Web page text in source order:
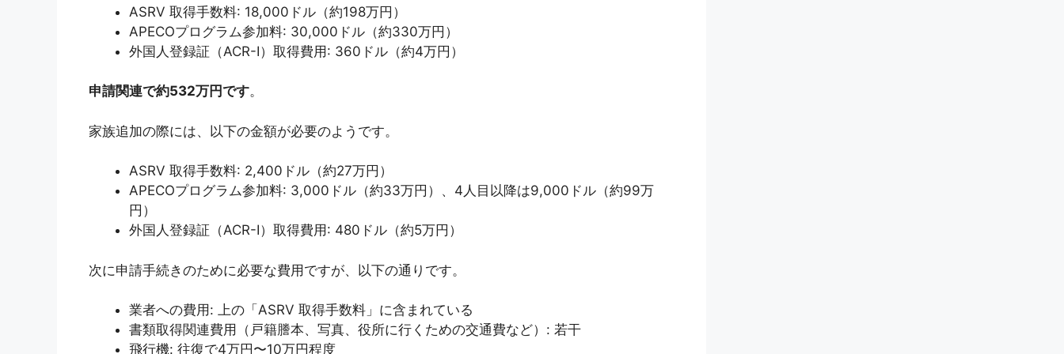
ASRV 取得手数料: 18,000ドル（約198万円）
APECOプログラム参加料: 30,000ドル（約330万円）
外国人登録証（ACR-I）取得費用: 360ドル（約4万円）
申請関連で約532万円です。
家族追加の際には、以下の金額が必要のようです。
ASRV 取得手数料: 2,400ドル（約27万円）
APECOプログラム参加料: 3,000ドル（約33万円）、4人目以降は9,000ドル（約99万
円）
外国人登録証（ACR-I）取得費用: 480ドル（約5万円）
次に申請手続きのために必要な費用ですが、以下の通りです。
業者への費用: 上の「ASRV 取得手数料」に含まれている
書類取得関連費用（戸籍謄本、写真、役所に行くための交通費など）: 若干
飛行機: 往復で4万円〜10万円程度